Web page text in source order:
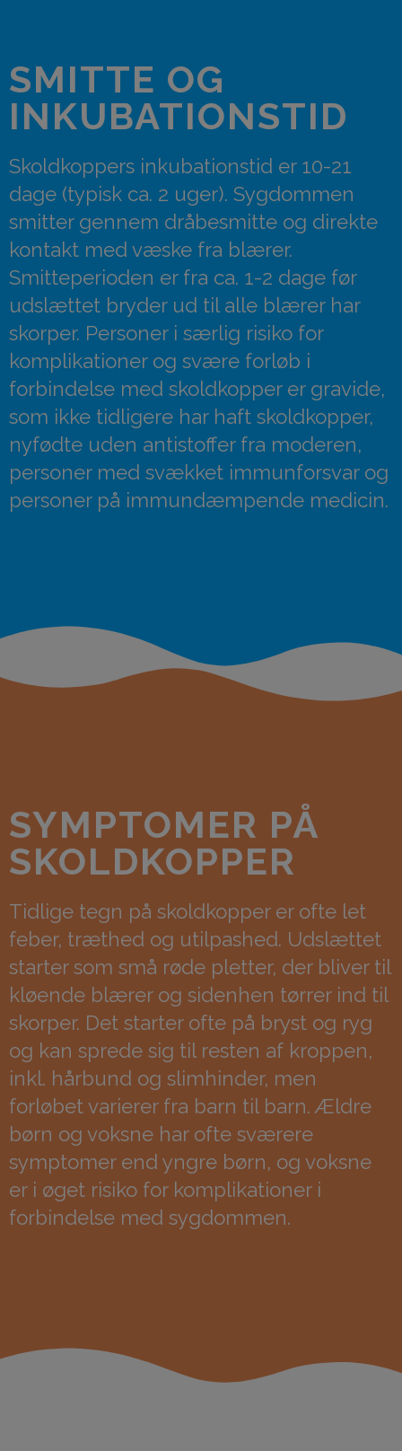
SMITTE OG
INKUBATIONSTID
Skoldkoppers inkubationstid er 10-21
dage (typisk ca. 2 uger). Sygdommen
smitter gennem dråbesmitte og direkte
kontakt med væske fra blærer.
Smitteperioden er fra ca. 1-2 dage før
udslættet bryder ud til alle blærer har
skorper. Personer i særlig risiko for
komplikationer og svære forløb i
forbindelse med skoldkopper er gravide,
som ikke tidligere har haft skoldkopper,
nyfødte uden antistoffer fra moderen,
personer med svækket immunforsvar og
personer på immundæmpende medicin.
SYMPTOMER PÅ
SKOLDKOPPER
Tidlige tegn på skoldkopper er ofte let
feber, træthed og utilpashed. Udslættet
starter som små røde pletter, der bliver til
kløende blærer og sidenhen tørrer ind til
skorper. Det starter ofte på bryst og ryg
og kan sprede sig til resten af kroppen,
inkl. hårbund og slimhinder, men
forløbet varierer fra barn til barn. Ældre
børn og voksne har ofte sværere
symptomer end yngre børn, og voksne
er i øget risiko for komplikationer i
forbindelse med sygdommen.